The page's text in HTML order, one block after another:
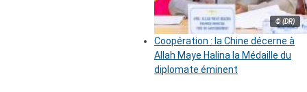
© (DR)
Coopération : la Chine décerne à
Allah Maye Halina la Médaille du
diplomate éminent